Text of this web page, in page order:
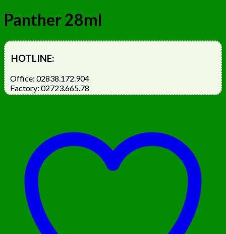
Panther 28ml
HOTLINE:
Office: 02838.172.904
Factory: 02723.665.78